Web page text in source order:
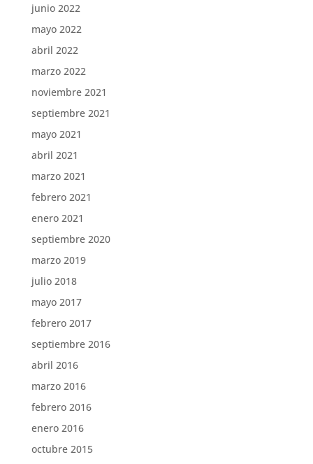
junio 2022
mayo 2022
abril 2022
marzo 2022
noviembre 2021
septiembre 2021
mayo 2021
abril 2021
marzo 2021
febrero 2021
enero 2021
septiembre 2020
marzo 2019
julio 2018
mayo 2017
febrero 2017
septiembre 2016
abril 2016
marzo 2016
febrero 2016
enero 2016
octubre 2015